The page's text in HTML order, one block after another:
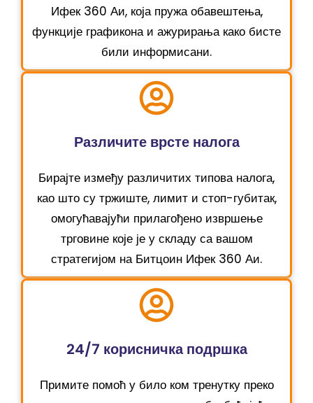
Ифек 360 Аи, која пружа обавештења,
функције графикона и ажурирања како бисте
били информисани.
Различите врсте налога
Бирајте између различитих типова налога,
као што су тржиште, лимит и стоп-губитак,
омогућавајући прилагођено извршење
трговине које је у складу са вашом
стратегијом на Битцоин Ифек 360 Аи.
24/7 корисничка подршка
Примите помоћ у било ком тренутку преко